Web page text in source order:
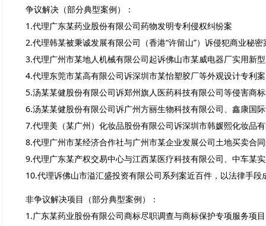
争议解决（部分典型案例）：
1.代理广东某药业股份有限公司药物发明专利侵权纠纷案
2.代理韩某被秉诚发展有限公司（香港“许留山”）诉侵犯商业秘密
3.代理广州市某地人机械有限公司起诉佛山市某威电器厂实用新
4.代理东莞市某高有限公司诉深圳市某怡塑胶厂等外观设计专利案
5.汤某某健股份有限公司诉郑州旗人医药科技有限公司等侵害商
6.汤某某健股份有限公司诉广州方丽生物科技有限公司、鑫康国
7.代理美（某广州）化妆品股份有限公司诉深圳市韩媛熙化妆品
8.代理广州市某经济合作社与广州市某企业发展公司土地买卖合
9.代理广东某产权交易中心与江西某医疗科技有限公司、中车某
10.代理诉佛山市溢汇盛投资有限公司系列案近百件，以法律手
非争议解决项目（部分典型案例）：
1.广东某药业股份有限公司商标尽职调查与商标保护专项服务项目